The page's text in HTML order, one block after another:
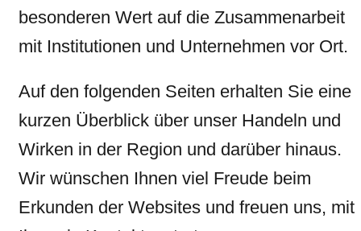
besonderen Wert auf die Zusammenarbeit
mit Institutionen und Unternehmen vor Ort.
Auf den folgenden Seiten erhalten Sie eine
kurzen Überblick über unser Handeln und
Wirken in der Region und darüber hinaus.
Wir wünschen Ihnen viel Freude beim
Erkunden der Websites und freuen uns, mit